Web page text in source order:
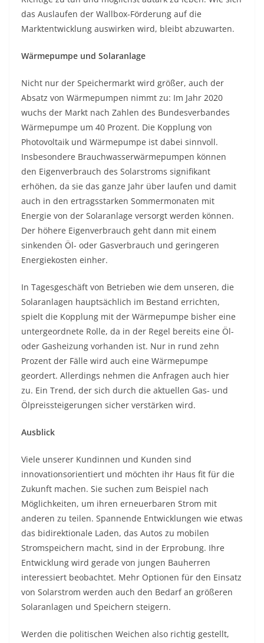
das Auslaufen der Wallbox-Förderung auf die
Marktentwicklung auswirken wird, bleibt abzuwarten.
Wärmepumpe und Solaranlage
Nicht nur der Speichermarkt wird größer, auch der
Absatz von Wärmepumpen nimmt zu: Im Jahr 2020
wuchs der Markt nach Zahlen des Bundesverbandes
Wärmepumpe um 40 Prozent. Die Kopplung von
Photovoltaik und Wärmepumpe ist dabei sinnvoll.
Insbesondere Brauchwasserwärmepumpen können
den Eigenverbrauch des Solarstroms signifikant
erhöhen, da sie das ganze Jahr über laufen und damit
auch in den ertragsstarken Sommermonaten mit
Energie von der Solaranlage versorgt werden können.
Der höhere Eigenverbrauch geht dann mit einem
sinkenden Öl- oder Gasverbrauch und geringeren
Energiekosten einher.
In Tagesgeschäft von Betrieben wie dem unseren, die
Solaranlagen hauptsächlich im Bestand errichten,
spielt die Kopplung mit der Wärmepumpe bisher eine
untergeordnete Rolle, da in der Regel bereits eine Öl-
oder Gasheizung vorhanden ist. Nur in rund zehn
Prozent der Fälle wird auch eine Wärmepumpe
geordert. Allerdings nehmen die Anfragen auch hier
zu. Ein Trend, der sich durch die aktuellen Gas- und
Ölpreissteigerungen sicher verstärken wird.
Ausblick
Viele unserer Kundinnen und Kunden sind
innovationsorientiert und möchten ihr Haus fit für die
Zukunft machen. Sie suchen zum Beispiel nach
Möglichkeiten, um ihren erneuerbaren Strom mit
anderen zu teilen. Spannende Entwicklungen wie etwas
das bidirektionale Laden, das Autos zu mobilen
Stromspeichern macht, sind in der Erprobung. Ihre
Entwicklung wird gerade von jungen Bauherren
interessiert beobachtet. Mehr Optionen für den Einsatz
von Solarstrom werden auch den Bedarf an größeren
Solaranlagen und Speichern steigern.
Werden die politischen Weichen also richtig gestellt,